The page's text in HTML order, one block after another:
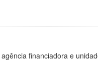
financiadora e